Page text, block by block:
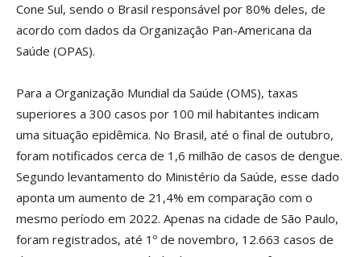
Cone Sul, sendo o Brasil responsável por 80% deles, de
acordo com dados da Organização Pan-Americana da
Saúde (OPAS).
Para a Organização Mundial da Saúde (OMS), taxas
superiores a 300 casos por 100 mil habitantes indicam
uma situação epidêmica. No Brasil, até o final de outubro,
foram notificados cerca de 1,6 milhão de casos de dengue.
Segundo levantamento do Ministério da Saúde, esse dado
aponta um aumento de 21,4% em comparação com o
mesmo período em 2022. Apenas na cidade de São Paulo,
foram registrados, até 1º de novembro, 12.663 casos de